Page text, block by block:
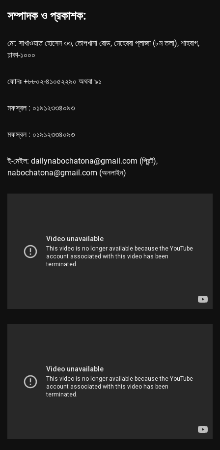
সম্পাদক ও প্রকাশক:
মো: সাখাওয়াত হোসেন ৩৩, তোপখানা রোড, মেহেরবা প্লাজা (৮ম তলা), শাহবাগ,
ঢাকা-১০০০
ফোনঃ +৮৮০২-৪১০৫২২৯০ অথবা ৯১
মফস্বল : ০১৯১২৩৩৪০৯৩
মফস্বল : ০১৯১২৩৩৪০৯৩
ই-মেইল: dailynabochatona@gmail.com (প্রিন্ট),
nabochatona@gmail.com (অনলাইন)